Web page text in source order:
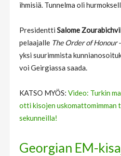
ihmisiä. Tunnelma oli
Presidentti Salome
pelaajalle The Order of Honour-
yksi suurimmista
voi Geirgiassa saada.
KATSO MYÖS: Video: Turkin
otti kisojen uskomattomimman
sekunneilla!
Georgian EM-